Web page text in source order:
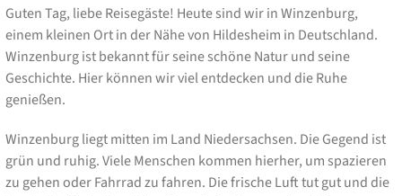
Guten Tag, liebe Reisegäste! Heute sind wir in Winzenburg,
einem kleinen Ort in der Nähe von Hildesheim in Deutschland.
Winzenburg ist bekannt für seine schöne Natur und seine
Geschichte. Hier können wir viel entdecken und die Ruhe
genießen.
Winzenburg liegt mitten im Land Niedersachsen. Die Gegend ist
grün und ruhig. Viele Menschen kommen hierher, um spazieren
zu gehen oder Fahrrad zu fahren. Die frische Luft tut gut und die